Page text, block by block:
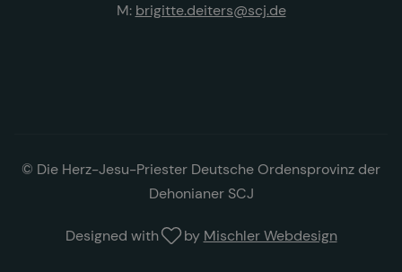
M: brigitte.deiters@scj.de
Designed with by Mischler Webdesign
© Die Herz-Jesu-Priester Deutsche Ordensprovinz der
Dehonianer SCJ